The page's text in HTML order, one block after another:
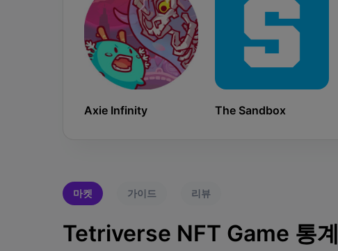
Axie Infinity The Sandbox
마켓 가이드 리뷰
Tetriverse NFT Game 통계